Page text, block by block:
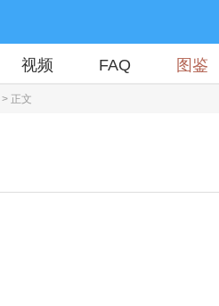
视频 FAQ 图鉴
> 正文